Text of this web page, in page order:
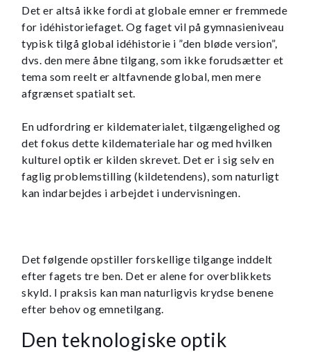
Det er altså ikke fordi at globale emner er fremmede
for idéhistoriefaget. Og faget vil på gymnasieniveau
typisk tilgå global idéhistorie i ”den bløde version”,
dvs. den mere åbne tilgang, som ikke forudsætter et
tema som reelt er altfavnende global, men mere
afgrænset spatialt set.
En udfordring er kildematerialet, tilgængelighed og
det fokus dette kildemateriale har og med hvilken
kulturel optik er kilden skrevet. Det er i sig selv en
faglig problemstilling (kildetendens), som naturligt
kan indarbejdes i arbejdet i undervisningen.
Det følgende opstiller forskellige tilgange inddelt
efter fagets tre ben. Det er alene for overblikkets
skyld. I praksis kan man naturligvis krydse benene
efter behov og emnetilgang.
Den teknologiske optik